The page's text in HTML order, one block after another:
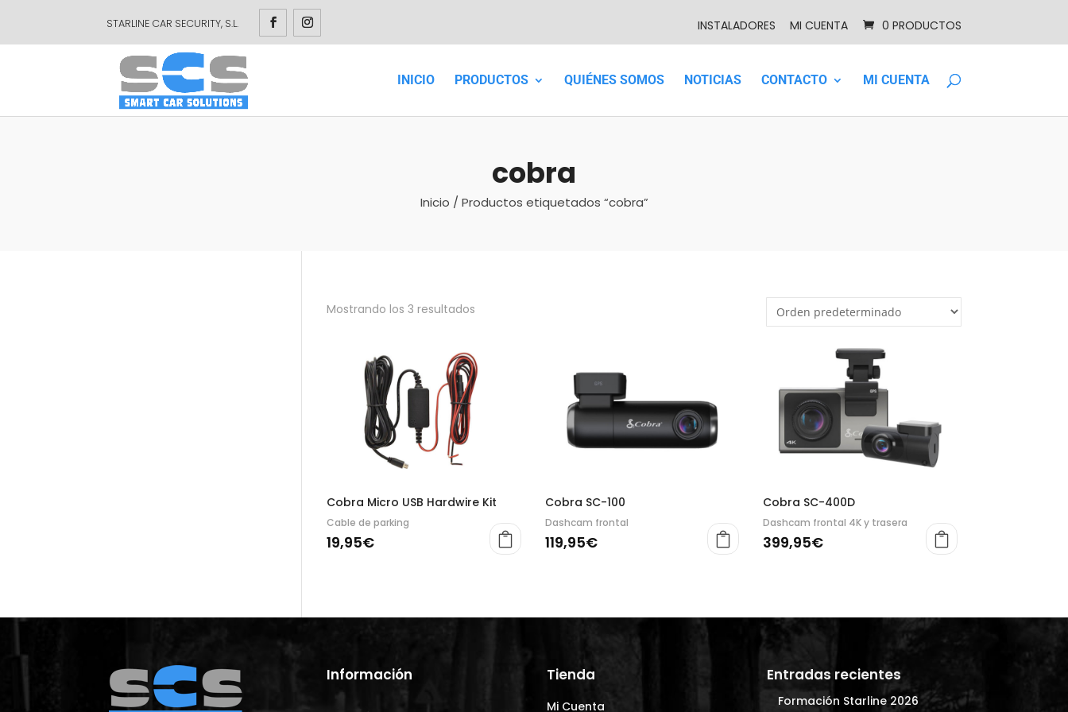
STARLINE CAR SECURITY, S.L. INSTALADORES MI CUENTA 0 PRODUCTOS
INICIO PRODUCTOS QUIÉNES SOMOS NOTICIAS CONTACTO MI CUENTA
cobra
Inicio / Productos etiquetados “cobra”
Mostrando los 3 resultados
Cobra Micro USB Hardwire Kit
Cable de parking
19,95€
Cobra SC-100
Dashcam frontal
119,95€
Cobra SC-400D
Dashcam frontal 4K y trasera
399,95€
Información Tienda
Mi Cuenta
Entradas recientes
Formación Starline 2026